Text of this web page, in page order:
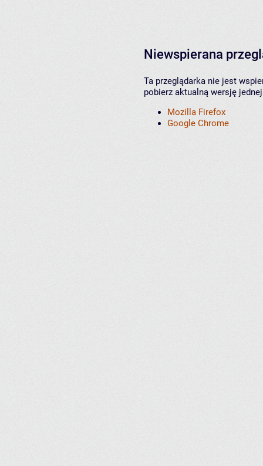
Niewspierana
Ta przeglądarka nie jest
pobierz aktualną wersję
Mozilla Firefox
Google Chrome